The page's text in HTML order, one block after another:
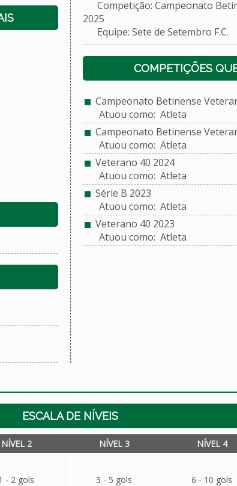
Competição: Campeonato
2025
Equipe: Sete de Setembro F.C.
COMPETIÇÕES
Campeonato Betinense
Atuou como: Atleta
Campeonato Betinense
Atuou como: Atleta
Veterano 40 2024
Atuou como: Atleta
Série B 2023
Atuou como: Atleta
Veterano 40 2023
Atuou como: Atleta
ESCALA DE NÍVEIS
NÍVEL 2 NÍVEL 3 NÍVEL 4
- 2 gols 3 - 5 gols 6 - 10 gols